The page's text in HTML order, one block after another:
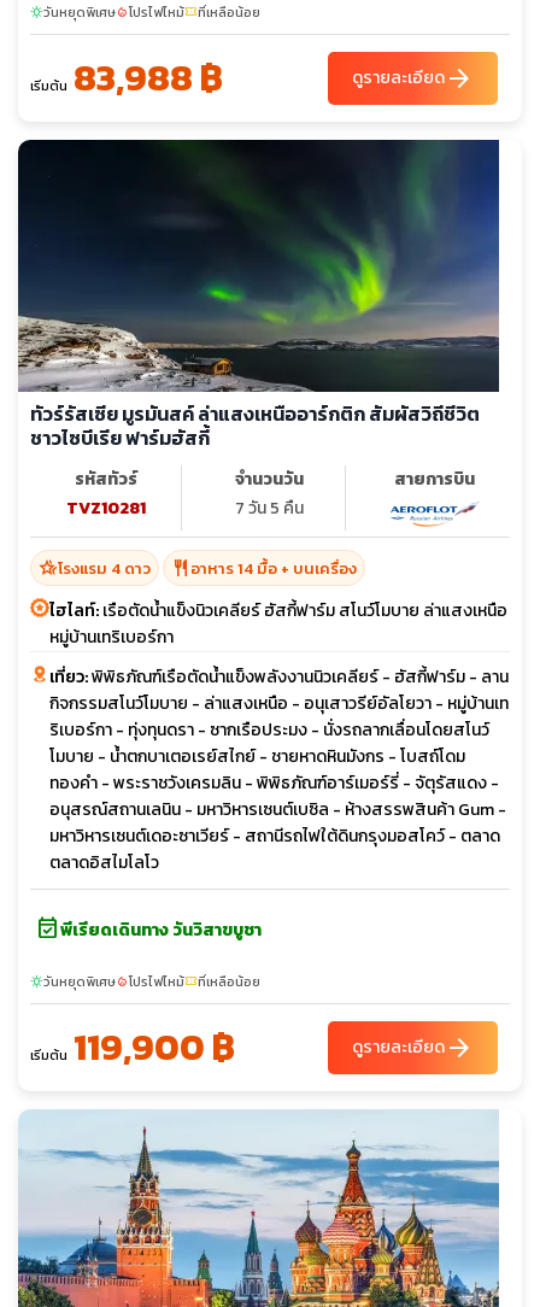
sunnyวันหยุดพิเศษlocal_fire_departmentโปรไฟไหม้confirmation_numberที่เหลือน้อย
เริ่มต้น 83,988 ฿ ดูรายละเอียดarrow_forward
ทัวร์รัสเซีย มูรมันสค์ ล่าแสงเหนืออาร์กติก สัมผัสวิถีชีวิต
ชาวไซบีเรีย ฟาร์มฮัสกี้
รหัสทัวร์
TVZ10281
จำนวนวัน
7 วัน 5 คืน
สายการบิน
hotel_classโรงแรม 4 ดาว restaurant อาหาร 14 มื้อ + บนเครื่อง
ไฮไลท์:เรือตัดน้ำแข็งนิวเคลียร์ ฮัสกี้ฟาร์ม สโนว์โมบาย ล่าแสงเหนือ
หมู่บ้านเทริเบอร์กา
เที่ยว:พิพิธภัณฑ์เรือตัดน้ำแข็งพลังงานนิวเคลียร์ - ฮัสกี้ฟาร์ม - ลาน
กิจกรรมสโนว์โมบาย - ล่าแสงเหนือ - อนุเสาวรีย์อัลโยวา - หมู่บ้านเท
ริเบอร์กา - ทุ่งทุนดรา - ซากเรือประมง - นั่งรถลากเลื่อนโดยสโนว์
โมบาย - น้ำตกบาเตอเรย์สไกย์ - ชายหาดหินมังกร - โบสถ์โดม
ทองคำ - พระราชวังเครมลิน - พิพิธภัณฑ์อาร์เมอร์รี่ - จัตุรัสแดง -
อนุสรณ์สถานเลนิน - มหาวิหารเซนต์เบซิล - ห้างสรรพสินค้า Gum -
มหาวิหารเซนต์เดอะซาเวียร์ - สถานีรถไฟใต้ดินกรุงมอสโคว์ - ตลาด
ตลาดอิสไมโลโว
event_availableพีเรียดเดินทาง วันวิสาขบูชา
sunnyวันหยุดพิเศษlocal_fire_departmentโปรไฟไหม้confirmation_numberที่เหลือน้อย
เริ่มต้น 119,900 ฿ ดูรายละเอียดarrow_forward